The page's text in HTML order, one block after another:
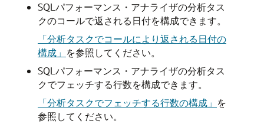
SQLパフォーマンス・アナライザの分析タス
クのコールで返される日付を構成できます。
「分析タスクでコールにより返される日付の
構成」 を参照してください。
SQLパフォーマンス・アナライザの分析タス
クでフェッチする行数を構成できます。
「分析タスクでフェッチする行数の構成」 を
参照してください。